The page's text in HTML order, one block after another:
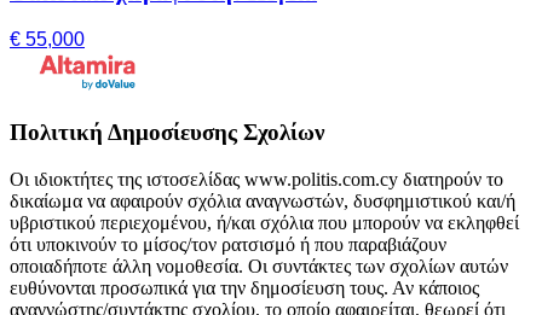
€ 55,000
Πολιτική Δημοσίευσης Σχολίων
Οι ιδιοκτήτες της ιστοσελίδας www.politis.com.cy διατηρούν το
δικαίωμα να αφαιρούν σχόλια αναγνωστών, δυσφημιστικού και/ή
υβριστικού περιεχομένου, ή/και σχόλια που μπορούν να εκληφθεί
ότι υποκινούν το μίσος/τον ρατσισμό ή που παραβιάζουν
οποιαδήποτε άλλη νομοθεσία. Οι συντάκτες των σχολίων αυτών
ευθύνονται προσωπικά για την δημοσίευση τους. Αν κάποιος
αναγνώστης/συντάκτης σχολίου, το οποίο αφαιρείται, θεωρεί ότι